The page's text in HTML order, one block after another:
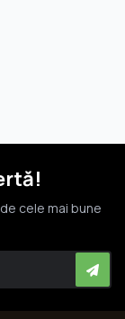
cele mai bune